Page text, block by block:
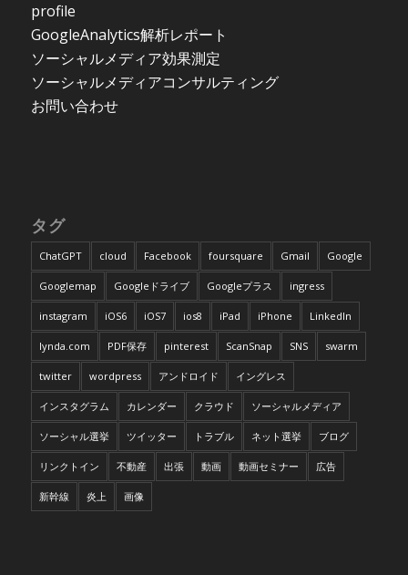
profile
GoogleAnalytics解析レポート
ソーシャルメディア効果測定
ソーシャルメディアコンサルティング
お問い合わせ
タグ
ChatGPT cloud Facebook foursquare Gmail Google
Googlemap Googleドライブ Googleプラス ingress
instagram iOS6 iOS7 ios8 iPad iPhone LinkedIn
lynda.com PDF保存 pinterest ScanSnap SNS swarm
twitter wordpress アンドロイド イングレス
インスタグラム カレンダー クラウド ソーシャルメディア
ソーシャル選挙 ツイッター トラブル ネット選挙 ブログ
リンクトイン 不動産 出張 動画 動画セミナー 広告
新幹線 炎上 画像